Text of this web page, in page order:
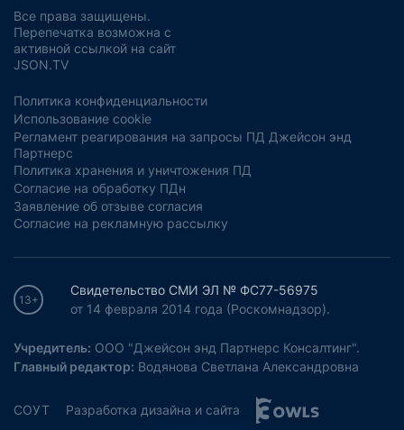
Все права защищены.
Перепечатка возможна с
активной ссылкой на сайт
JSON.TV
Политика конфиденциальности
Использование cookie
Регламент реагирования на запросы ПД Джейсон энд
Партнерс
Политика хранения и уничтожения ПД
Согласие на обработку ПДн
Заявление об отзыве согласия
Согласие на рекламную рассылку
13+
Свидетельство СМИ ЭЛ № ФС77-56975
от 14 февраля 2014 года (Роскомнадзор).
Учредитель: ООО "Джейсон энд Партнерс Консалтинг".
Главный редактор: Водянова Светлана Александровна
СОУТ Разработка дизайна и сайта